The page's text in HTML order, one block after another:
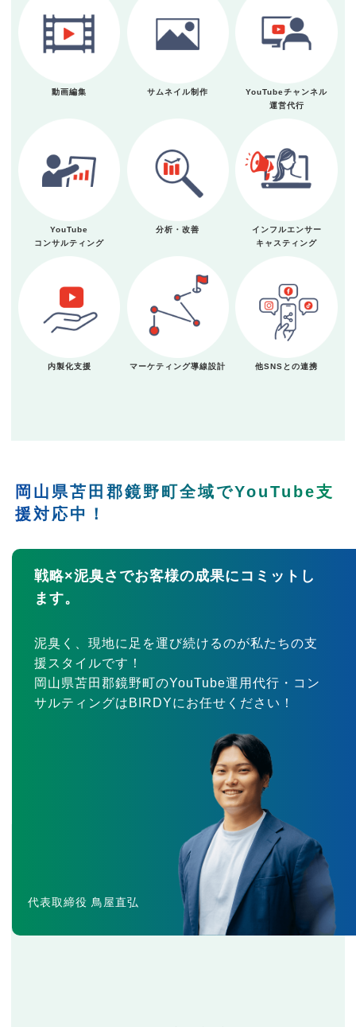
動画編集 サムネイル制作
YouTubeチャンネル
運営代行
YouTube
コンサルティング
分析・改善
インフルエンサー
キャスティング
内製化支援 マーケティング導線設計 他SNSとの連携
岡山県苫田郡鏡野町全域でYouTube支
援対応中！
戦略×泥臭さでお客様の成果にコミットし
ます。
泥臭く、現地に足を運び続けるのが私たちの支
援スタイルです！
岡山県苫田郡鏡野町のYouTube運用代行・コン
サルティングはBIRDYにお任せください！
代表取締役 鳥屋直弘